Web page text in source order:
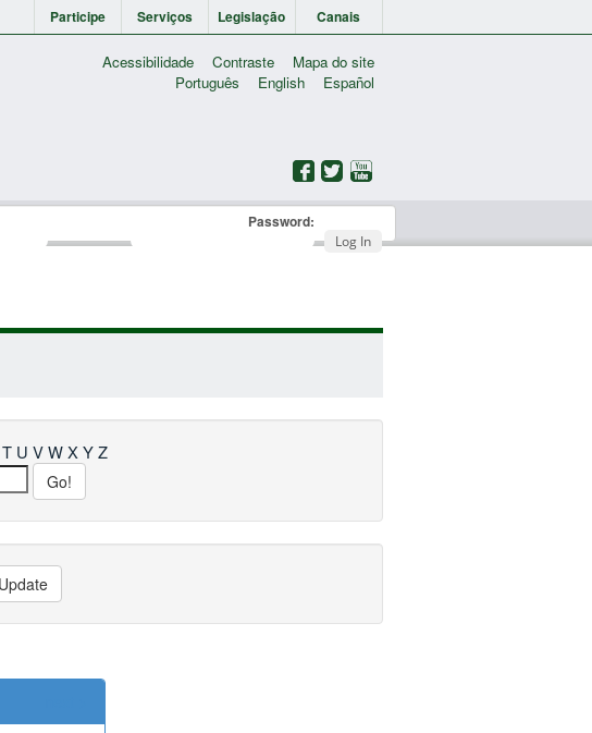
Participe Serviços Legislação Canais
Acessibilidade Contraste
Mapa do site
Português
English Español
Password:
Log In
T U V W X Y Z